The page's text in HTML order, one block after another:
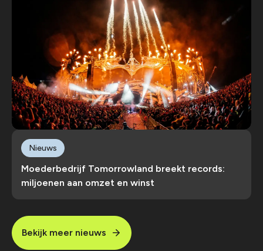
Moederbedrijf Tomorrowland breekt records:
miljoenen aan omzet en winst
Nieuws
Bekijk meer nieuws